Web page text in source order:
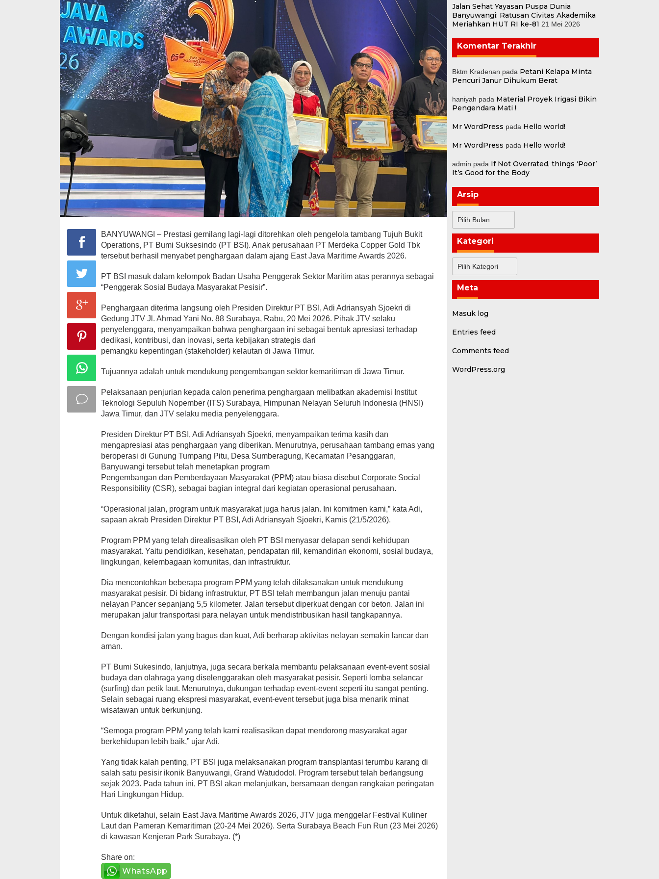
BANYUWANGI – Prestasi gemilang lagi-lagi ditorehkan oleh pengelola tambang Tujuh Bukit
Operations, PT Bumi Suksesindo (PT BSI). Anak perusahaan PT Merdeka Copper Gold Tbk
tersebut berhasil menyabet penghargaan dalam ajang East Java Maritime Awards 2026.
PT BSI masuk dalam kelompok Badan Usaha Penggerak Sektor Maritim atas perannya sebagai
“Penggerak Sosial Budaya Masyarakat Pesisir”.
Penghargaan diterima langsung oleh Presiden Direktur PT BSI, Adi Adriansyah Sjoekri di
Gedung JTV Jl. Ahmad Yani No. 88 Surabaya, Rabu, 20 Mei 2026. Pihak JTV selaku
penyelenggara, menyampaikan bahwa penghargaan ini sebagai bentuk apresiasi terhadap
dedikasi, kontribusi, dan inovasi, serta kebijakan strategis dari
pemangku kepentingan (stakeholder) kelautan di Jawa Timur.
Tujuannya adalah untuk mendukung pengembangan sektor kemaritiman di Jawa Timur.
Pelaksanaan penjurian kepada calon penerima penghargaan melibatkan akademisi Institut
Teknologi Sepuluh Nopember (ITS) Surabaya, Himpunan Nelayan Seluruh Indonesia (HNSI)
Jawa Timur, dan JTV selaku media penyelenggara.
Presiden Direktur PT BSI, Adi Adriansyah Sjoekri, menyampaikan terima kasih dan
mengapresiasi atas penghargaan yang diberikan. Menurutnya, perusahaan tambang emas yang
beroperasi di Gunung Tumpang Pitu, Desa Sumberagung, Kecamatan Pesanggaran,
Banyuwangi tersebut telah menetapkan program
Pengembangan dan Pemberdayaan Masyarakat (PPM) atau biasa disebut Corporate Social
Responsibility (CSR), sebagai bagian integral dari kegiatan operasional perusahaan.
“Operasional jalan, program untuk masyarakat juga harus jalan. Ini komitmen kami,” kata Adi,
sapaan akrab Presiden Direktur PT BSI, Adi Adriansyah Sjoekri, Kamis (21/5/2026).
Program PPM yang telah direalisasikan oleh PT BSI menyasar delapan sendi kehidupan
masyarakat. Yaitu pendidikan, kesehatan, pendapatan riil, kemandirian ekonomi, sosial budaya,
lingkungan, kelembagaan komunitas, dan infrastruktur.
Dia mencontohkan beberapa program PPM yang telah dilaksanakan untuk mendukung
masyarakat pesisir. Di bidang infrastruktur, PT BSI telah membangun jalan menuju pantai
nelayan Pancer sepanjang 5,5 kilometer. Jalan tersebut diperkuat dengan cor beton. Jalan ini
merupakan jalur transportasi para nelayan untuk mendistribusikan hasil tangkapannya.
Dengan kondisi jalan yang bagus dan kuat, Adi berharap aktivitas nelayan semakin lancar dan
aman.
PT Bumi Sukesindo, lanjutnya, juga secara berkala membantu pelaksanaan event-event sosial
budaya dan olahraga yang diselenggarakan oleh masyarakat pesisir. Seperti lomba selancar
(surfing) dan petik laut. Menurutnya, dukungan terhadap event-event seperti itu sangat penting.
Selain sebagai ruang ekspresi masyarakat, event-event tersebut juga bisa menarik minat
wisatawan untuk berkunjung.
“Semoga program PPM yang telah kami realisasikan dapat mendorong masyarakat agar
berkehidupan lebih baik,” ujar Adi.
Yang tidak kalah penting, PT BSI juga melaksanakan program transplantasi terumbu karang di
salah satu pesisir ikonik Banyuwangi, Grand Watudodol. Program tersebut telah berlangsung
sejak 2023. Pada tahun ini, PT BSI akan melanjutkan, bersamaan dengan rangkaian peringatan
Hari Lingkungan Hidup.
Untuk diketahui, selain East Java Maritime Awards 2026, JTV juga menggelar Festival Kuliner
Laut dan Pameran Kemaritiman (20-24 Mei 2026). Serta Surabaya Beach Fun Run (23 Mei 2026)
di kawasan Kenjeran Park Surabaya. (*)
Share on:
WhatsApp
Jalan Sehat Yayasan Puspa Dunia
Banyuwangi: Ratusan Civitas Akademika
Meriahkan HUT RI ke-81 21 Mei 2026
Komentar Terakhir
Bktm Kradenan pada Petani Kelapa Minta
Pencuri Janur Dihukum Berat
haniyah pada Material Proyek Irigasi Bikin
Pengendara Mati !
Mr WordPress pada Hello world!
Mr WordPress pada Hello world!
admin pada If Not Overrated, things ‘Poor’
It’s Good for the Body
Arsip
Kategori
Meta
Masuk log
Entries feed
Comments feed
WordPress.org